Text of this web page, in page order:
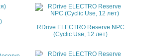
RDrive ELECTRO Reserve NPC
(Cyclic Use, 12 лет)